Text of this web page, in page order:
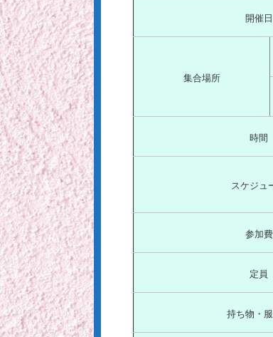
開催日
集合場所
時間
スケジュ
参加費
定員
持ち物・